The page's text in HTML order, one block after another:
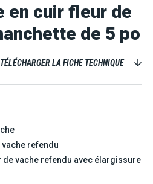
en cuir fleur de
de 5 po
TÉLÉCHARGER LA FICHE TECHNIQUE
vache refendu
de vache refendu avec élargissure